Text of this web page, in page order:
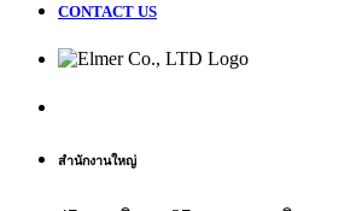
CONTACT US
สำนักงานใหญ่